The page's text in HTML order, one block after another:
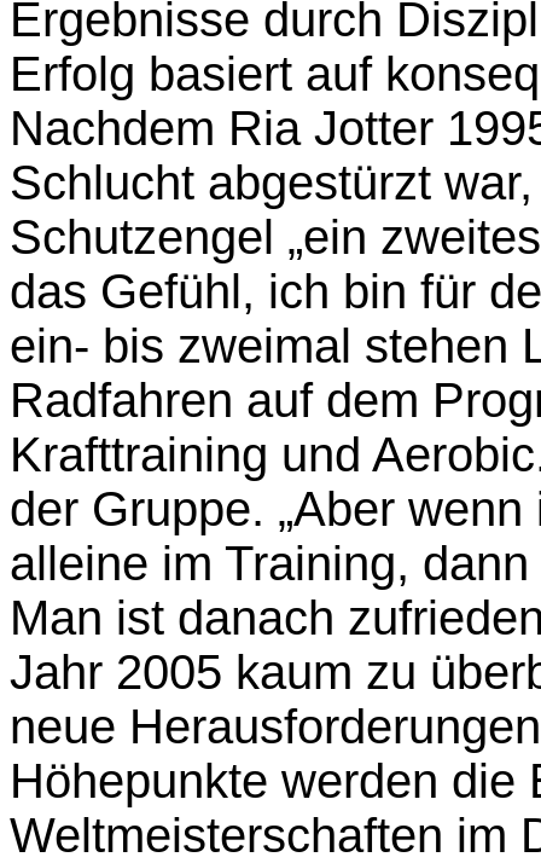
Ergebnisse durch
Erfolg basiert auf
Nachdem Ria Jotter
Schlucht abgestürzt
Schutzengel „ein
das Gefühl, ich bin für
ein- bis zweimal stehen
Radfahren auf dem
Krafttraining und
der Gruppe. „Aber
alleine im Training,
Man ist danach
Jahr 2005 kaum zu
neue
Höhepunkte werden die
Weltmeisterschaften im